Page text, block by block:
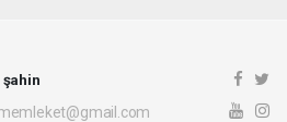
şahin